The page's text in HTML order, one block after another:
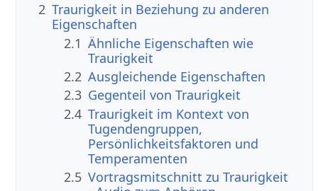
2 Traurigkeit in Beziehung zu anderen
Eigenschaften
2.1 Ähnliche Eigenschaften wie
Traurigkeit
2.2 Ausgleichende Eigenschaften
2.3 Gegenteil von Traurigkeit
2.4 Traurigkeit im Kontext von
Tugendengruppen,
Persönlichkeitsfaktoren und
Temperamenten
2.5 Vortragsmitschnitt zu Traurigkeit